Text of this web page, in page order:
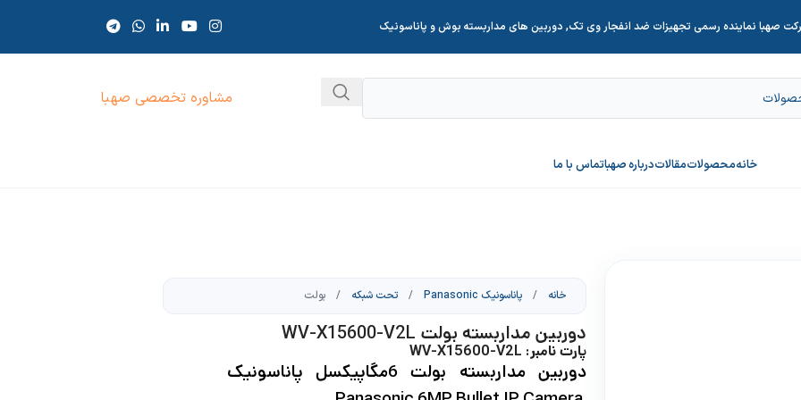
صهبا نماینده رسمی تجهیزات ضد انفجار وی تک, دوربین های مداربسته بوش و پاناسونیک
مشاوره تخصصی صهبا
خانهمحصولاتمقالاتدرباره صهباتماس با ما
خانه / پاناسونیک Panasonic / تحت شبکه / بولت
دوربین مداربسته بولت WV-X15600-V2L
پارت نامبر: WV-X15600-V2L
دوربین مداربسته بولت 6مگاپیکسل
پاناسونیک